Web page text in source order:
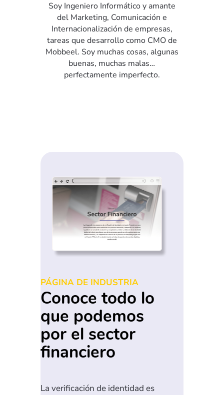
Soy Ingeniero Informático y amante
del Marketing, Comunicación e
Internacionalización de empresas,
tareas que desarrollo como CMO de
Mobbeel. Soy muchas cosas, algunas
buenas, muchas malas…
perfectamente imperfecto.
PÁGINA DE INDUSTRIA
Conoce todo lo
que podemos
por el sector
financiero
La verificación de identidad es